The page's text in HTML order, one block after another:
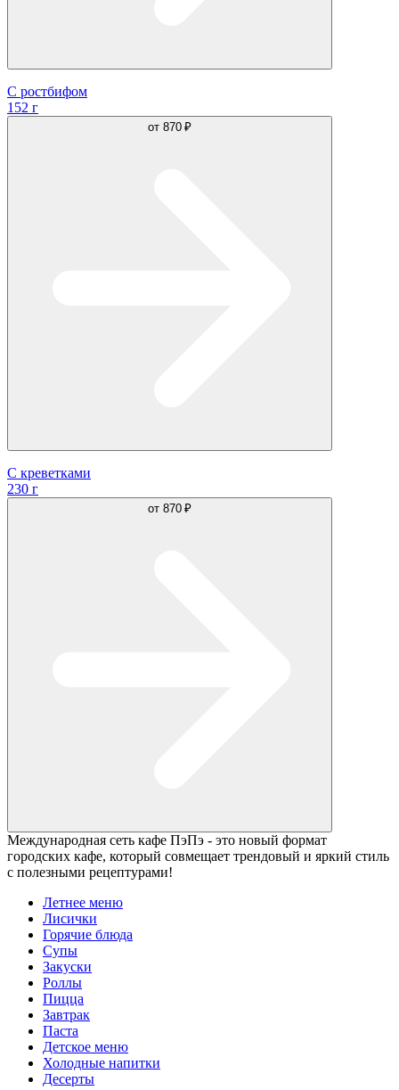
С ростбифом
152 г
от 870 ₽
С креветками
230 г
от 870 ₽
Международная сеть кафе ПэПэ - это новый формат
городских кафе, который совмещает трендовый и яркий стиль
с полезными рецептурами!
Летнее меню
Лисички
Горячие блюда
Супы
Закуски
Роллы
Пицца
Завтрак
Паста
Детское меню
Холодные напитки
Десерты